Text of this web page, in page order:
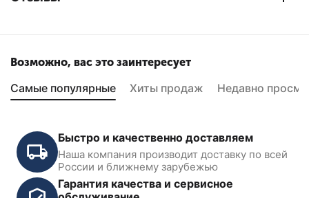
Возможно, вас это заинтересует
Самые популярные Хиты продаж Недавно
Быстро и качественно доставляем
Наша компания производит доставку по всей
России и ближнему зарубежью
Гарантия качества и сервисное